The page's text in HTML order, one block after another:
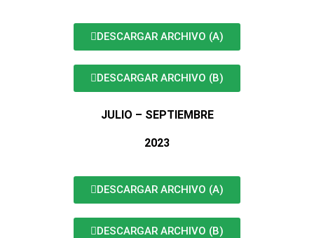
DESCARGAR ARCHIVO (A)
DESCARGAR ARCHIVO (B)
JULIO – SEPTIEMBRE
2023
DESCARGAR ARCHIVO (A)
DESCARGAR ARCHIVO (B)